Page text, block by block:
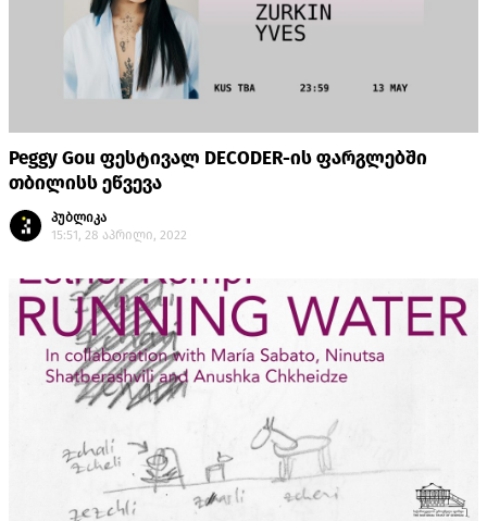
Peggy Gou ფესტივალ DECODER-ის ფარგლებში
თბილისს ეწვევა
პუბლიკა
15:51, 28 აპრილი, 2022